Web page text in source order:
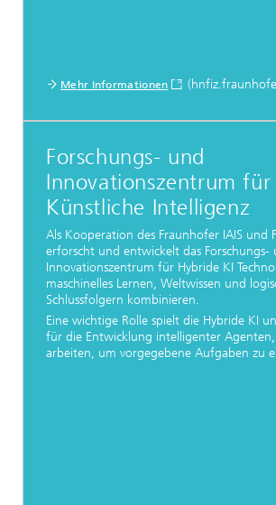
Mehr Informationen
Forschungs- und
Innovationszentrum für
Künstliche Intelligenz
Als Kooperation des Fraunhofer IAIS und
erforscht und entwickelt das Forschungs-
Innovationszentrum für Hybride KI
maschinelles Lernen, Weltwissen und
Schlussfolgern kombinieren.
Eine wichtige Rolle spielt die Hybride KI
für die Entwicklung intelligenter
arbeiten, um vorgegebene Aufgaben zu